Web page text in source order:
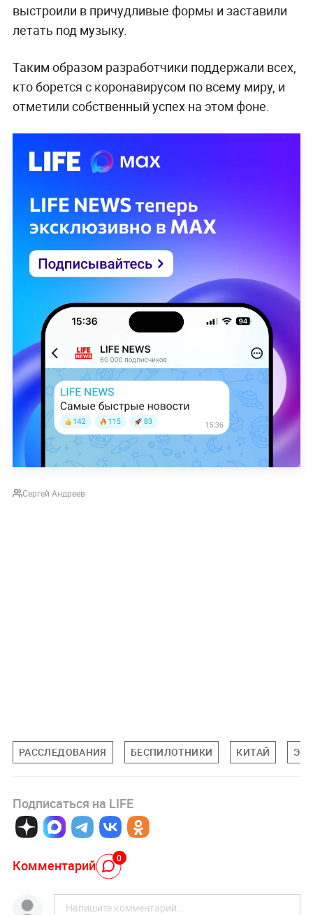
выстроили в причудливые формы и заставили
летать под музыку.
Таким образом разработчики поддержали всех,
кто борется с коронавирусом по всему миру, и
отметили собственный успех на этом фоне.
Сергей Андреев
РАССЛЕДОВАНИЯ БЕСПИЛОТНИКИ КИТАЙ
Подписаться на LIFE
Комментарий 0